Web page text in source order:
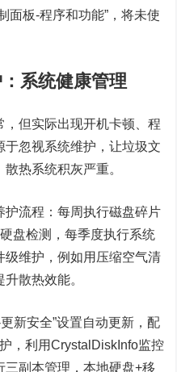
面板-程序和功能”，将未使
系统健康管理
但实际出现开机卡顿、程
于忽视系统维护，让垃圾文
热系统积灰严重。
护流程：每周执行磁盘碎片
盘检测，每季度执行系统
维护，例如用压缩空气清
散热效能。
新安全”设置自动更新，配
，利用CrystalDiskInfo监控
副本管理，本地硬盘+移